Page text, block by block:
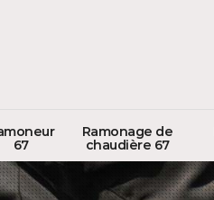
67
Ramonage de
chaudière 67